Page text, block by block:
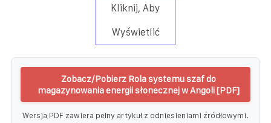
Kliknij, Aby
Wyświetlić
Zobacz/Pobierz Rola systemu szaf do
magazynowania energii słonecznej w Angoli [PDF]
Wersja PDF zawiera pełny artykuł z odniesieniami źródłowymi.